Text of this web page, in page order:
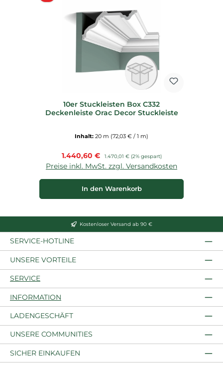
10er Stuckleisten Box C332
Deckenleiste Orac Decor Stuckleiste
Inhalt: 20 m (72,03 € / 1 m)
Verkaufspreis:
1.440,60 € Regulärer Preis:
1.470,01 € (2% gespart)
Preise inkl. MwSt. zzgl. Versandkosten
In den Warenkorb
Kostenloser Versand ab 90 €
SERVICE-HOTLINE
UNSERE VORTEILE
SERVICE
INFORMATION
LADENGESCHÄFT
UNSERE COMMUNITIES
SICHER EINKAUFEN